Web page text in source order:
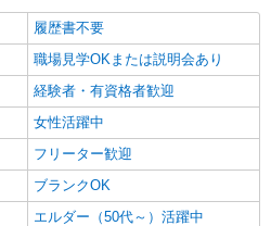
履歴書不要
職場見学OKまたは説明会あり
経験者・有資格者歓迎
女性活躍中
フリーター歓迎
ブランクOK
エルダー（50代～）活躍中